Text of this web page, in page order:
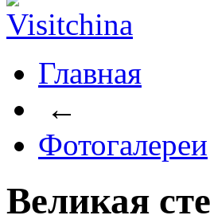
Главная
←
Фотогалереи
Великая